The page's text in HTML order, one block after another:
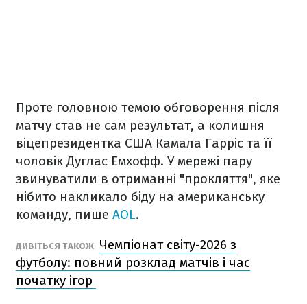
Проте головною темою обговорення після
матчу став не сам результат, а колишня
віцепрезидентка США Камала Гарріс та її
чоловік Дуглас Емхофф. У мережі пару
звинуватили в отриманні "прокляття", яке
нібито накликало біду на американську
команду, пише AOL.
ДИВІТЬСЯ ТАКОЖ Чемпіонат світу-2026 з
футболу: повний розклад матчів і час
початку ігор